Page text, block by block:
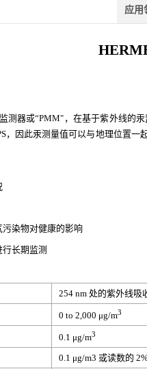
应用
测器或“PMM"，在基于紫外线的
，因此汞测量值可以与地理位置
染物对健康的影响
长期监测
254 nm 处的紫外线吸
0 to 2,000 μg/m3
0.1 μg/m3
0.1 μg/m3 或读数的